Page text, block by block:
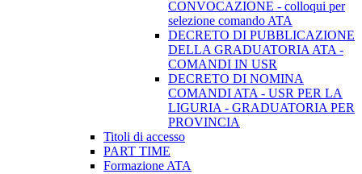
CONVOCAZIONE - colloqui per
selezione comando ATA
DECRETO DI PUBBLICAZIONE
DELLA GRADUATORIA ATA -
COMANDI IN USR
DECRETO DI NOMINA
COMANDI ATA - USR PER LA
LIGURIA - GRADUATORIA PER
PROVINCIA
Titoli di accesso
PART TIME
Formazione ATA